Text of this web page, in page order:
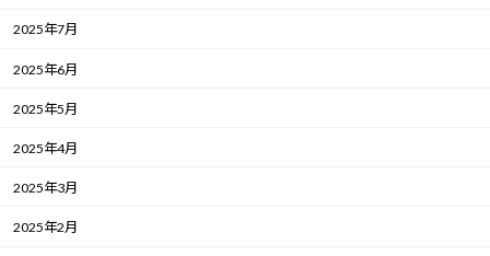
2025年7月
2025年6月
2025年5月
2025年4月
2025年3月
2025年2月